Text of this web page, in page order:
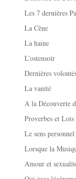
Les 7 dernières
La Cène
La haine
L’ostensoir
Dernières
La vanité
A la Découverte
Proverbes et Lois
Le sens
Lorsque la
Amour et